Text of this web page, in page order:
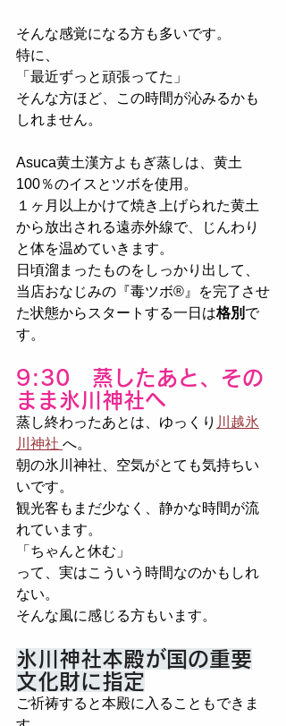
そんな感覚になる方も多いです。
特に、
「最近ずっと頑張ってた」
そんな方ほど、この時間が沁みるかも
しれません。
Asuca黄土漢方よもぎ蒸しは、黄土
100％のイスとツボを使用。
１ヶ月以上かけて焼き上げられた黄土
から放出される遠赤外線で、じんわり
と体を温めていきます。
日頃溜まったものをしっかり出して、
当店おなじみの『毒ツボ®︎』を完了させ
た状態からスタートする一日は格別 で
す。
9:30　蒸したあと、その
まま氷川神社へ
蒸し終わったあとは、ゆっくり 川越氷
川神社 へ。
朝の氷川神社、空気がとても気持ちい
いです。
観光客もまだ少なく、静かな時間が流
れています。
「ちゃんと休む」
って、実はこういう時間なのかもしれ
ない。
そんな風に感じる方もいます。
氷川神社本殿が国の重要
文化財に指定
ご祈祷すると本殿に入ることもできま